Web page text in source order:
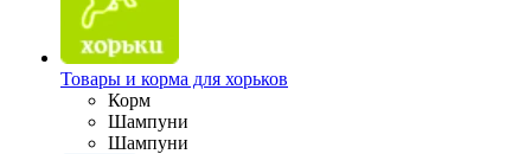
Товары и корма для хорьков
Корм
Шампуни
Шампуни